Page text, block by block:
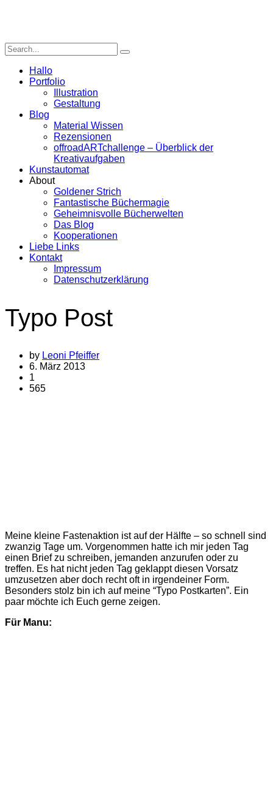
Hallo
Portfolio
Illustration
Gestaltung
Blog
Material Wissen
Rezensionen
offroadARTchallenge – Überblick der
Kreativaufgaben
Kunstautomat
About
Goldener Strich
Fantastische Büchermagie
Geheimnisvolle Bücherwelten
Das Blog
Kooperationen
Liebe Links
Kontakt
Impressum
Datenschutzerklärung
Typo Post
by Leoni Pfeiffer
6. März 2013
1
565
Meine kleine Fastenaktion ist auf der Hälfte – so schnell sind
zwanzig Tage um. Vorgenommen hatte ich mir jeden Tag
einen Brief zu schreiben, jemanden anzurufen oder zu
treffen. Es hat nicht jeden Tag geklappt diesen Vorsatz
umzusetzen aber doch recht oft in irgendeiner Form.
Besonders stolz bin ich auf meine “Typo Postkarten”. Ein
paar möchte ich Euch gerne zeigen.
Für Manu: